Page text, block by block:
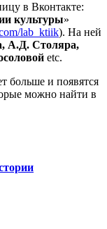
в Вконтакте:
культуры»
lab_ktiik). На ней
А.Д. Столяра,
etc.
больше и появятся
можно найти в